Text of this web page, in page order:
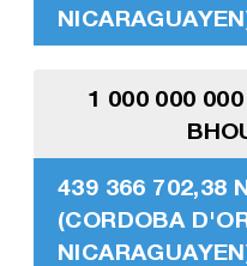
1 000 000
439 366 702,38
(CORDOBA